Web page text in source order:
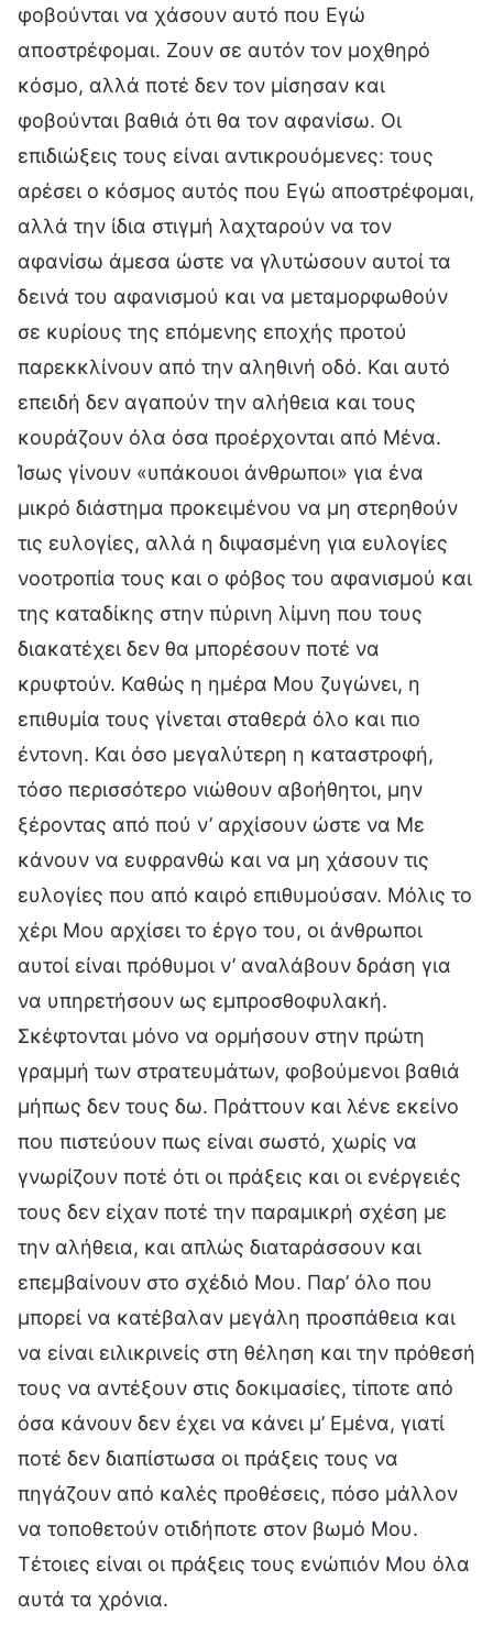
φοβούνται να χάσουν αυτό που Εγώ
αποστρέφομαι. Ζουν σε αυτόν τον μοχθηρό
κόσμο, αλλά ποτέ δεν τον μίσησαν και
φοβούνται βαθιά ότι θα τον αφανίσω. Οι
επιδιώξεις τους είναι αντικρουόμενες: τους
αρέσει ο κόσμος αυτός που Εγώ αποστρέφομαι,
αλλά την ίδια στιγμή λαχταρούν να τον
αφανίσω άμεσα ώστε να γλυτώσουν αυτοί τα
δεινά του αφανισμού και να μεταμορφωθούν
σε κυρίους της επόμενης εποχής προτού
παρεκκλίνουν από την αληθινή οδό. Και αυτό
επειδή δεν αγαπούν την αλήθεια και τους
κουράζουν όλα όσα προέρχονται από Μένα.
Ίσως γίνουν «υπάκουοι άνθρωποι» για ένα
μικρό διάστημα προκειμένου να μη στερηθούν
τις ευλογίες, αλλά η διψασμένη για ευλογίες
νοοτροπία τους και ο φόβος του αφανισμού και
της καταδίκης στην πύρινη λίμνη που τους
διακατέχει δεν θα μπορέσουν ποτέ να
κρυφτούν. Καθώς η ημέρα Μου ζυγώνει, η
επιθυμία τους γίνεται σταθερά όλο και πιο
έντονη. Και όσο μεγαλύτερη η καταστροφή,
τόσο περισσότερο νιώθουν αβοήθητοι, μην
ξέροντας από πού ν’ αρχίσουν ώστε να Με
κάνουν να ευφρανθώ και να μη χάσουν τις
ευλογίες που από καιρό επιθυμούσαν. Μόλις το
χέρι Μου αρχίσει το έργο του, οι άνθρωποι
αυτοί είναι πρόθυμοι ν’ αναλάβουν δράση για
να υπηρετήσουν ως εμπροσθοφυλακή.
Σκέφτονται μόνο να ορμήσουν στην πρώτη
γραμμή των στρατευμάτων, φοβούμενοι βαθιά
μήπως δεν τους δω. Πράττουν και λένε εκείνο
που πιστεύουν πως είναι σωστό, χωρίς να
γνωρίζουν ποτέ ότι οι πράξεις και οι ενέργειές
τους δεν είχαν ποτέ την παραμικρή σχέση με
την αλήθεια, και απλώς διαταράσσουν και
επεμβαίνουν στο σχέδιό Μου. Παρ’ όλο που
μπορεί να κατέβαλαν μεγάλη προσπάθεια και
να είναι ειλικρινείς στη θέληση και την πρόθεσή
τους να αντέξουν στις δοκιμασίες, τίποτε από
όσα κάνουν δεν έχει να κάνει μ’ Εμένα, γιατί
ποτέ δεν διαπίστωσα οι πράξεις τους να
πηγάζουν από καλές προθέσεις, πόσο μάλλον
να τοποθετούν οτιδήποτε στον βωμό Μου.
Τέτοιες είναι οι πράξεις τους ενώπιόν Μου όλα
αυτά τα χρόνια.